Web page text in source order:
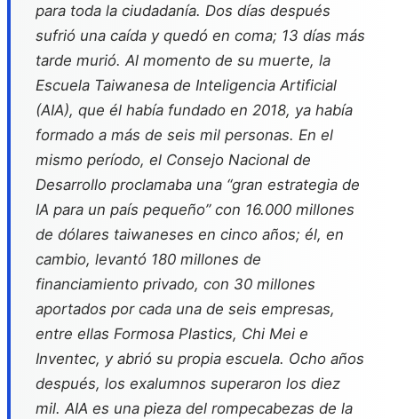
para toda la ciudadanía. Dos días después
sufrió una caída y quedó en coma; 13 días más
tarde murió. Al momento de su muerte, la
Escuela Taiwanesa de Inteligencia Artificial
(AIA), que él había fundado en 2018, ya había
formado a más de seis mil personas. En el
mismo período, el Consejo Nacional de
Desarrollo proclamaba una “gran estrategia de
IA para un país pequeño” con 16.000 millones
de dólares taiwaneses en cinco años; él, en
cambio, levantó 180 millones de
financiamiento privado, con 30 millones
aportados por cada una de seis empresas,
entre ellas Formosa Plastics, Chi Mei e
Inventec, y abrió su propia escuela. Ocho años
después, los exalumnos superaron los diez
mil. AIA es una pieza del rompecabezas de la